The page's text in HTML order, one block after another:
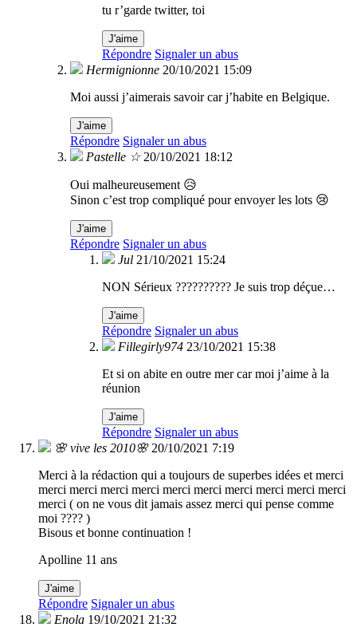
tu r’garde twitter, toi
J'aime
Répondre Signaler un abus
Hermignionne 20/10/2021 15:09
Moi aussi j’aimerais savoir car j’habite en Belgique.
J'aime
Répondre Signaler un abus
Pastelle ☆ 20/10/2021 18:12
Oui malheureusement 😥
Sinon c’est trop compliqué pour envoyer les lots 😢
J'aime
Répondre Signaler un abus
Jul 21/10/2021 15:24
NON Sérieux ?????????? Je suis trop déçue…
J'aime
Répondre Signaler un abus
Fillegirly974 23/10/2021 15:38
Et si on abite en outre mer car moi j’aime à la
réunion
J'aime
Répondre Signaler un abus
🌸 vive les 2010🌸 20/10/2021 7:19
Merci à la rédaction qui a toujours de superbes idées et merci
merci merci merci merci merci merci merci merci merci merci
merci ( on ne vous dit jamais assez merci qui pense comme
moi ???? )
Bisous et bonne continuation !
Apolline 11 ans
J'aime
Répondre Signaler un abus
Enola 19/10/2021 21:32